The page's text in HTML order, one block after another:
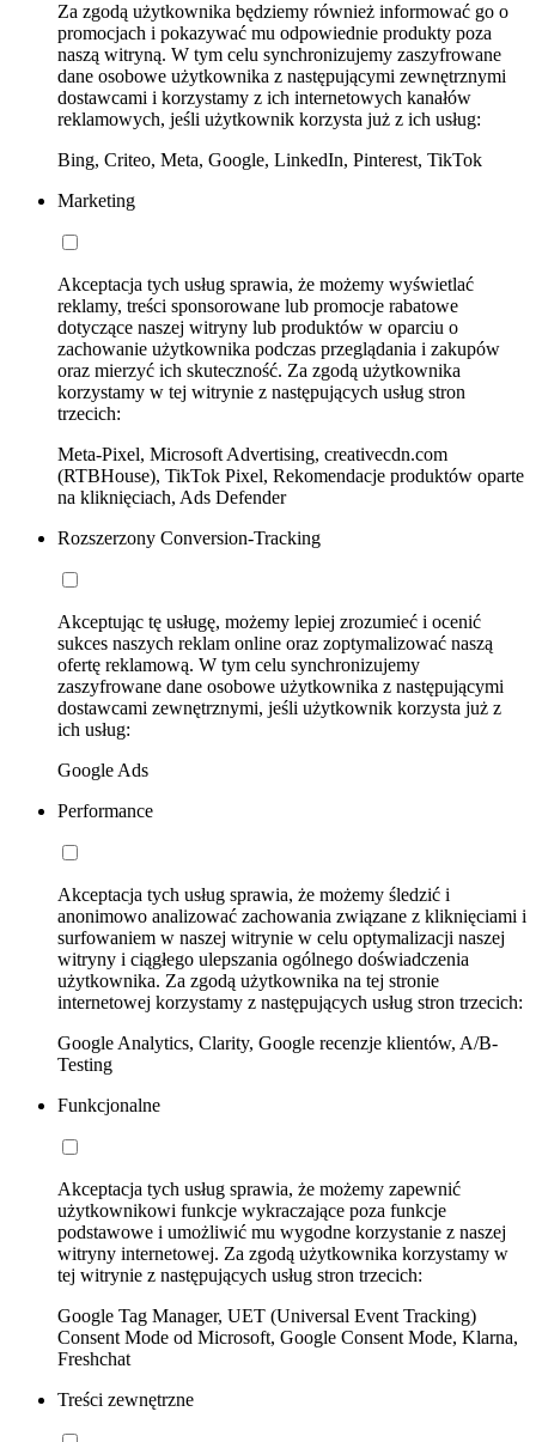
Za zgodą użytkownika będziemy również informować go o
promocjach i pokazywać mu odpowiednie produkty poza
naszą witryną. W tym celu synchronizujemy zaszyfrowane
dane osobowe użytkownika z następującymi zewnętrznymi
dostawcami i korzystamy z ich internetowych kanałów
reklamowych, jeśli użytkownik korzysta już z ich usług:
Bing, Criteo, Meta, Google, LinkedIn, Pinterest, TikTok
Marketing
Akceptacja tych usług sprawia, że możemy wyświetlać
reklamy, treści sponsorowane lub promocje rabatowe
dotyczące naszej witryny lub produktów w oparciu o
zachowanie użytkownika podczas przeglądania i zakupów
oraz mierzyć ich skuteczność. Za zgodą użytkownika
korzystamy w tej witrynie z następujących usług stron
trzecich:
Meta-Pixel, Microsoft Advertising, creativecdn.com
(RTBHouse), TikTok Pixel, Rekomendacje produktów oparte
na kliknięciach, Ads Defender
Rozszerzony Conversion-Tracking
Akceptując tę usługę, możemy lepiej zrozumieć i ocenić
sukces naszych reklam online oraz zoptymalizować naszą
ofertę reklamową. W tym celu synchronizujemy
zaszyfrowane dane osobowe użytkownika z następującymi
dostawcami zewnętrznymi, jeśli użytkownik korzysta już z
ich usług:
Google Ads
Performance
Akceptacja tych usług sprawia, że możemy śledzić i
anonimowo analizować zachowania związane z kliknięciami i
surfowaniem w naszej witrynie w celu optymalizacji naszej
witryny i ciągłego ulepszania ogólnego doświadczenia
użytkownika. Za zgodą użytkownika na tej stronie
internetowej korzystamy z następujących usług stron trzecich:
Google Analytics, Clarity, Google recenzje klientów, A/B-
Testing
Funkcjonalne
Akceptacja tych usług sprawia, że możemy zapewnić
użytkownikowi funkcje wykraczające poza funkcje
podstawowe i umożliwić mu wygodne korzystanie z naszej
witryny internetowej. Za zgodą użytkownika korzystamy w
tej witrynie z następujących usług stron trzecich:
Google Tag Manager, UET (Universal Event Tracking)
Consent Mode od Microsoft, Google Consent Mode, Klarna,
Freshchat
Treści zewnętrzne